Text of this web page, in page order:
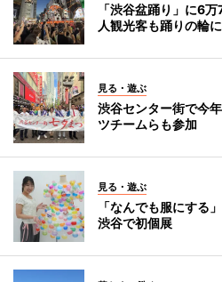
「渋谷盆踊り」に6
人観光客も踊りの輪に
見る・遊ぶ
渋谷センター街で今
ツチームらも参加
見る・遊ぶ
「なんでも服にする
渋谷で初個展